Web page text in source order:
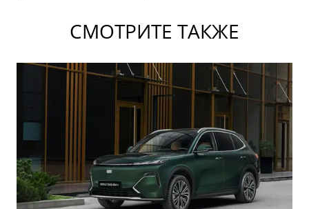
СМОТРИТЕ ТАКЖЕ